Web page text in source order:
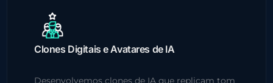
Clones Digitais e Avatares de IA
Desenvolvemos clones de IA que replicam tom